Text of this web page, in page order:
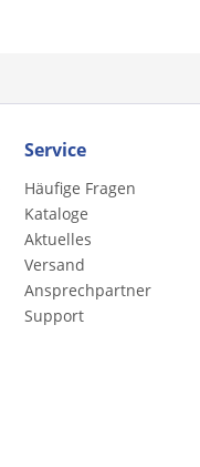
Service
Häufige Fragen
Kataloge
Aktuelles
Versand
Ansprechpartner
Support